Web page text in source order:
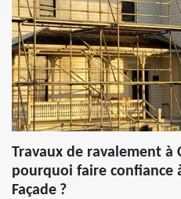
Travaux de ravalement à
pourquoi faire confiance
Façade ?